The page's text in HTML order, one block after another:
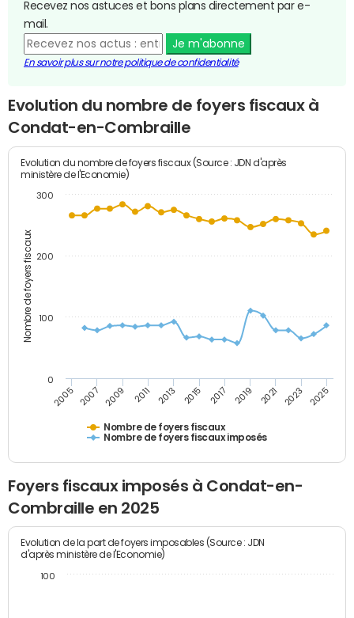
Recevez nos astuces et bons plans directement par e-
mail.
Je m'abonne
En savoir plus sur notre politique de confidentialité
Evolution du nombre de foyers fiscaux à
Condat-en-Combraille
Nombre de foyers fiscaux
Evolution du nombre de foyers fiscaux (Source : JDN d'après
ministère de l'Economie)
Nombre de foyers fiscaux
Nombre de foyers fiscaux imposés
2005 2007 2009 2011 2013 2015 2017 2019 2021 2023 2025
0
100
200
300
Foyers fiscaux imposés à Condat-en-
Combraille en 2025
Evolution de la part de foyers imposables (Source : JDN
d'après ministère de l'Economie)
100